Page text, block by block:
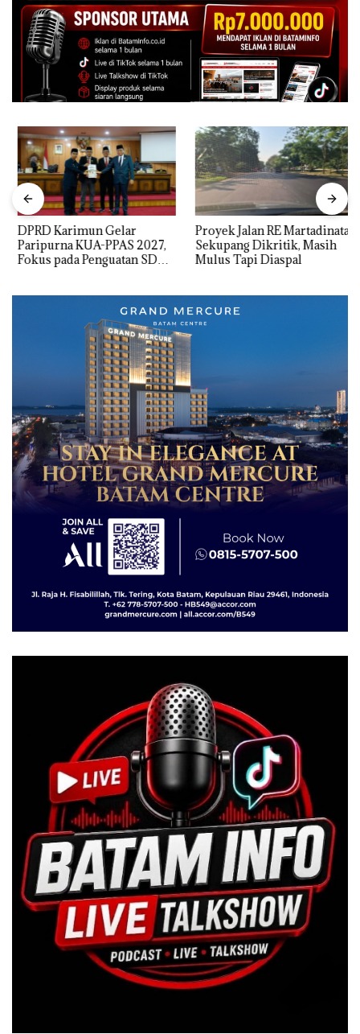
DPRD Karimun Gelar
Paripurna KUA-PPAS 2027,
Fokus pada Penguatan SDM,
Proyek Jalan RE Martadinata
Sekupang Dikritik, Masih
Mulus Tapi Diaspal